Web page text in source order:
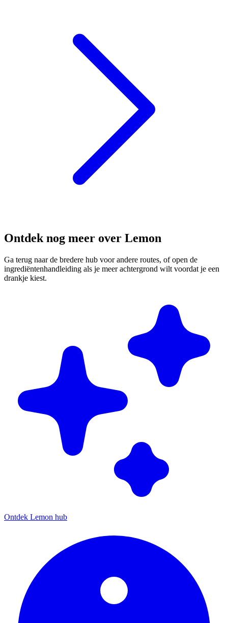
Ontdek nog meer over Lemon
Ga terug naar de bredere hub voor andere routes, of open de
ingrediëntenhandleiding als je meer achtergrond wilt voordat je een
drankje kiest.
Ontdek Lemon hub